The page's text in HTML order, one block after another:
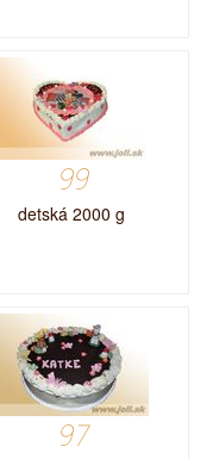
99
detská 2000 g
97